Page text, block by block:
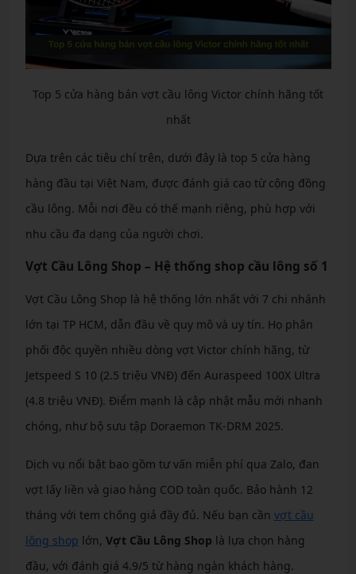
Top 5 cửa hàng bán vợt cầu lông Victor chính hãng tốt
nhất
Dựa trên các tiêu chí trên, dưới đây là top 5 cửa hàng
hàng đầu tại Việt Nam, được đánh giá cao từ cộng đồng
cầu lông. Mỗi nơi đều có thế mạnh riêng, phù hợp với
nhu cầu đa dạng của người chơi.
Vợt Cầu Lông Shop – Hệ thống shop cầu lông số 1
Vợt Cầu Lông Shop là hệ thống lớn nhất với 7 chi nhánh
lớn tại TP HCM, dẫn đầu về quy mô và uy tín. Họ phân
phối độc quyền nhiều dòng vợt Victor chính hãng, từ
Jetspeed S 10 (2.5 triệu VNĐ) đến Auraspeed 100X Ultra
(4.8 triệu VNĐ). Điểm mạnh là cập nhật mẫu mới nhanh
chóng, như bộ sưu tập Doraemon TK-DRM 2025.
Dịch vụ nổi bật bao gồm tư vấn miễn phí qua Zalo, đan
vợt lấy liền và giao hàng COD toàn quốc. Bảo hành 12
tháng với tem chống giả đầy đủ. Nếu bạn cần vợt cầu
lông shop lớn, Vợt Cầu Lông Shop là lựa chọn hàng
đầu, với đánh giá 4.9/5 từ hàng ngàn khách hàng.